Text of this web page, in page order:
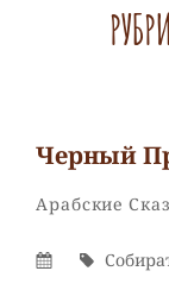
Черный
Рубрики
Арабские
Автор